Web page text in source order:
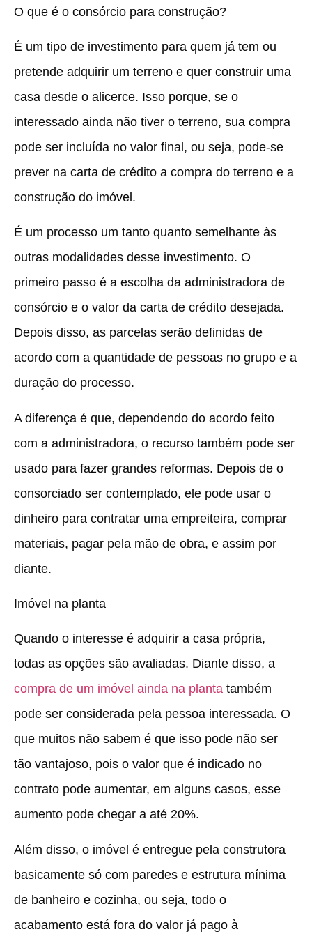
O que é o consórcio para construção?
É um tipo de investimento para quem já tem ou
pretende adquirir um terreno e quer construir uma
casa desde o alicerce. Isso porque, se o
interessado ainda não tiver o terreno, sua compra
pode ser incluída no valor final, ou seja, pode-se
prever na carta de crédito a compra do terreno e a
construção do imóvel.
É um processo um tanto quanto semelhante às
outras modalidades desse investimento. O
primeiro passo é a escolha da administradora de
consórcio e o valor da carta de crédito desejada.
Depois disso, as parcelas serão definidas de
acordo com a quantidade de pessoas no grupo e a
duração do processo.
A diferença é que, dependendo do acordo feito
com a administradora, o recurso também pode ser
usado para fazer grandes reformas. Depois de o
consorciado ser contemplado, ele pode usar o
dinheiro para contratar uma empreiteira, comprar
materiais, pagar pela mão de obra, e assim por
diante.
Imóvel na planta
Quando o interesse é adquirir a casa própria,
todas as opções são avaliadas. Diante disso, a
compra de um imóvel ainda na planta também
pode ser considerada pela pessoa interessada. O
que muitos não sabem é que isso pode não ser
tão vantajoso, pois o valor que é indicado no
contrato pode aumentar, em alguns casos, esse
aumento pode chegar a até 20%.
Além disso, o imóvel é entregue pela construtora
basicamente só com paredes e estrutura mínima
de banheiro e cozinha, ou seja, todo o
acabamento está fora do valor já pago à